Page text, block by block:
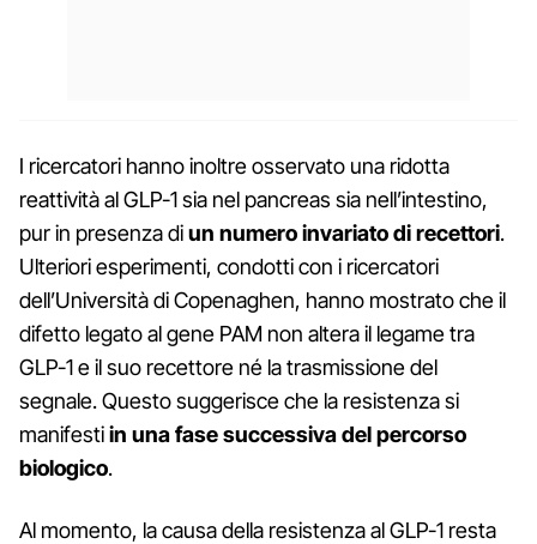
I ricercatori hanno inoltre osservato una ridotta
reattività al GLP-1 sia nel pancreas sia nell’intestino,
pur in presenza diun numero invariato di recettori.
Ulteriori esperimenti, condotti con i ricercatori
dell’Università di Copenaghen, hanno mostrato che il
difetto legato al gene PAM non altera il legame tra
GLP-1 e il suo recettore né la trasmissione del
segnale. Questo suggerisce che la resistenza si
manifestiin una fase successiva del percorso
biologico.
Al momento, la causa della resistenza al GLP-1 resta